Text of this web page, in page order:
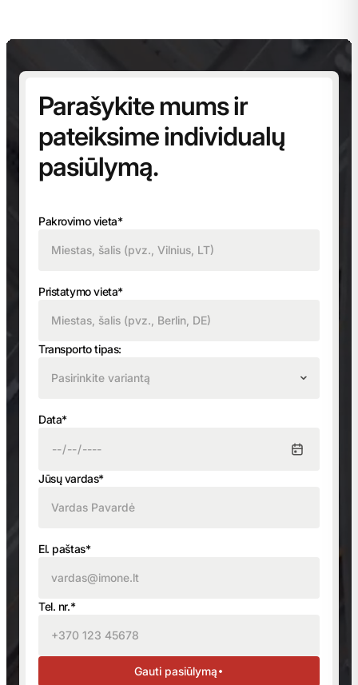
Parašykite mums ir
pateiksime individualų
pasiūlymą.
Pakrovimo vieta*
Pristatymo vieta*
Transporto tipas:
Pasirinkite variantą
Data*
Jūsų vardas*
El. paštas*
Tel. nr.*
Gauti pasiūlymą